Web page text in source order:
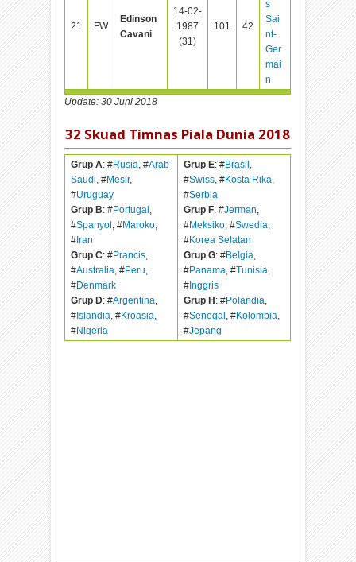
21 FW
Edinson
Cavani
14-02-
1987
(31)
101 42
s
Sai
nt-
Ger
mai
n
Update: 30 Juni 2018
32 Skuad Timnas Piala Dunia 2018
Grup A: #Rusia, #Arab
Saudi, #Mesir,
#Uruguay
Grup B: #Portugal ,
#Spanyol , #Maroko,
# Iran
Grup C: #Prancis,
#Australia, #Peru,
#Denmark
Grup D: #Argentina,
# Islandia, #Kroasia,
#Nigeria
Grup E: #Brasil ,
#Swiss, #Kosta Rika,
#Serbia
Grup F: #Jerman,
#Meksiko, #Swedia,
#Korea Selatan
Grup G: #Belgia,
#Panama, #Tunisia,
# Inggris
Grup H : #Polandia,
#Senegal , #Kolombia,
#Jepang